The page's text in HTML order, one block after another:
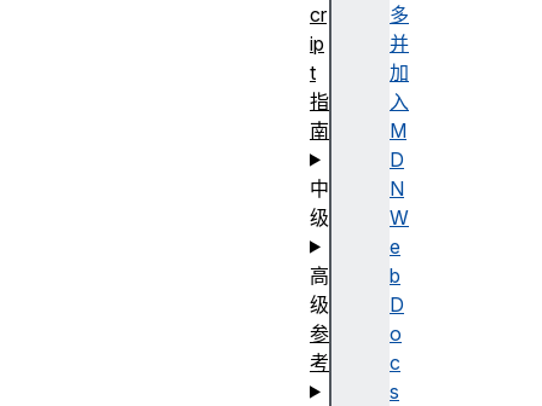
多
并
加
入
M
D
N
W
e
b
D
o
c
s
cr
ip
t
指
南
中
级
高
级
参
考